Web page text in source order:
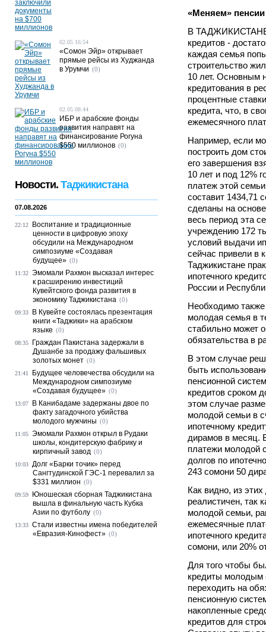
«Меняем» пенсии
В ТАДЖИКИСТАНЕ
кредитов -
каждая семья
строительство
10 лет. Основным
кредитования в
процентные
кредита, что, в
ежемесячного
Например, если
построить дом
его завершения
10 лет и под 12%
платеж этой
составит 1434,71
сделаны на
весь период эта
учреждению 172
условий выдачи
сейчас привели в
Таджикистане
ипотечного
России и
Необходимо
молодая семья в
стабильно может
обязательства в
В этом случае
быть
пенсионной
кредитов сроком
этом случае
молодой семьи в
ипотечному
дирамов в месяц.
платежи молодой
долгов по
243 сомони 50
Как видно, из
реалистичен, так
молодой семьи,
ежемесячные
ипотечного
сомони, или 20%
Для того чтобы
кредиты молодым
переходить на
пенсионную
накопленные
кредитов для
02.05 16:54
«Сомон Эйр» открывает
прямые рейсы из Худжанда
в Урумчи (0)
02.05 08:44
ИБР и арабские фонды
развития направят на
финансирование Рогуна
$550 миллионов (0)
Новости. Таджикистана
07.08.2026
22:12
Воспитание и традиционные
ценности в цифровую эпоху
обсудили на Международном
симпозиуме «Создавая
будущее» (0)
11:32 Эмомали Рахмон высказал интерес
к расширению инвестиций
Кувейтского фонда развития в
экономику Таджикистана (0)
09:33
В Кувейте состоялась презентация
книги «Таджики» на арабском
языке (0)
08:35
Граждан Пакистана задержали в
Душанбе за продажу фальшивых
золотых монет (0)
21:41
Будущее человечества обсудили на
Международном симпозиуме
«Создавая будущее» (0)
13:07
В Канибадаме задержаны двое по
факту загадочного убийства
молодого мужчины (0)
11:05 Эмомали Рахмон открыл в Рудаки
школы, кондитерскую фабрику и
кирпичный завод (0)
10:03 Долг «Барки точик» перед
Сангтудинской ГЭС-1 перевалил за
$331 миллион (0)
09:59
Юношеская сборная Таджикистана
вышла в финальную часть Кубка
Азии по футболу (0)
13:33 Стали известны имена победителей
«Евразия-Кинофест» (0)